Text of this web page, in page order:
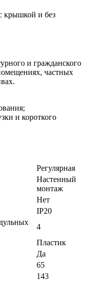
крышкой и без
и гражданского
частных
и короткого
Регулярная
Настенный
монтаж
Нет
IP20
4
Пластик
Да
65
143